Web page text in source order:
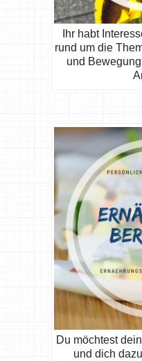
Ihr habt
rund um die
und
Du möchtest
und dich